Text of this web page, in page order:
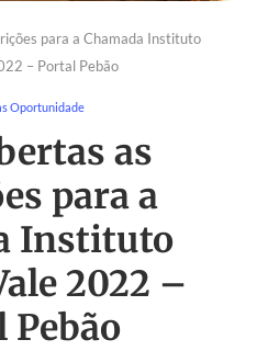
para a Chamada Instituto
– Portal Pebão
Oportunidade
as
para a
Instituto
2022 –
Pebão